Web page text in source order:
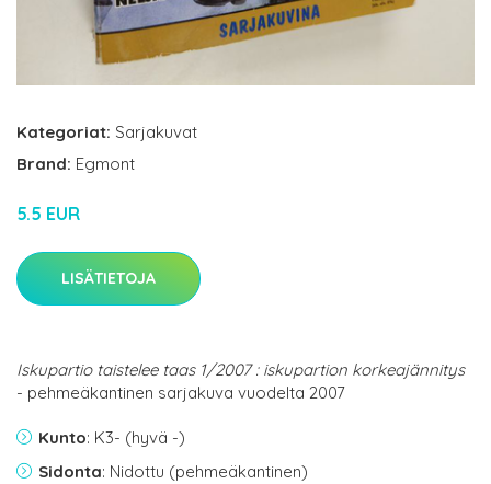
Kategoriat: Sarjakuvat
Brand: Egmont
5.5 EUR
LISÄTIETOJA
Iskupartio taistelee taas 1/2007 : iskupartion korkeajännitys
- pehmeäkantinen sarjakuva vuodelta 2007
Kunto: K3- (hyvä -)
Sidonta: Nidottu (pehmeäkantinen)